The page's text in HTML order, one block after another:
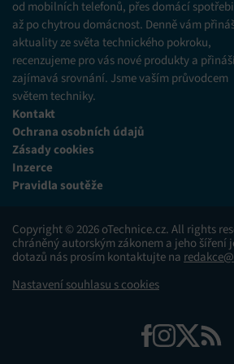
od mobilních telefonů, přes domácí
až po chytrou domácnost. Denně vám
aktuality ze světa technického pokroku,
recenzujeme pro vás nové produkty a
zajímavá srovnání. Jsme vaším průvodcem
světem techniky.
Kontakt
Ochrana osobních údajů
Zásady cookies
Inzerce
Pravidla soutěže
Copyright © 2026 oTechnice.cz. All rights
chráněný autorským zákonem a jeho šíření
dotazů nás prosím kontaktujte na
Nastavení souhlasu s cookies